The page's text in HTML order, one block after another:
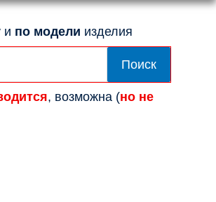
и по модели изделия
Поиск
, возможна (но не